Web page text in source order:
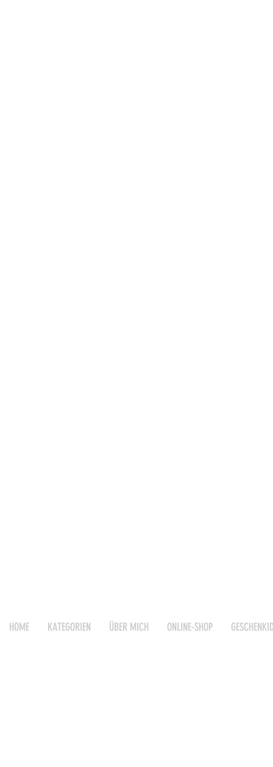
HOME KATEGORIEN ÜBER MICH ONLINE-SHOP